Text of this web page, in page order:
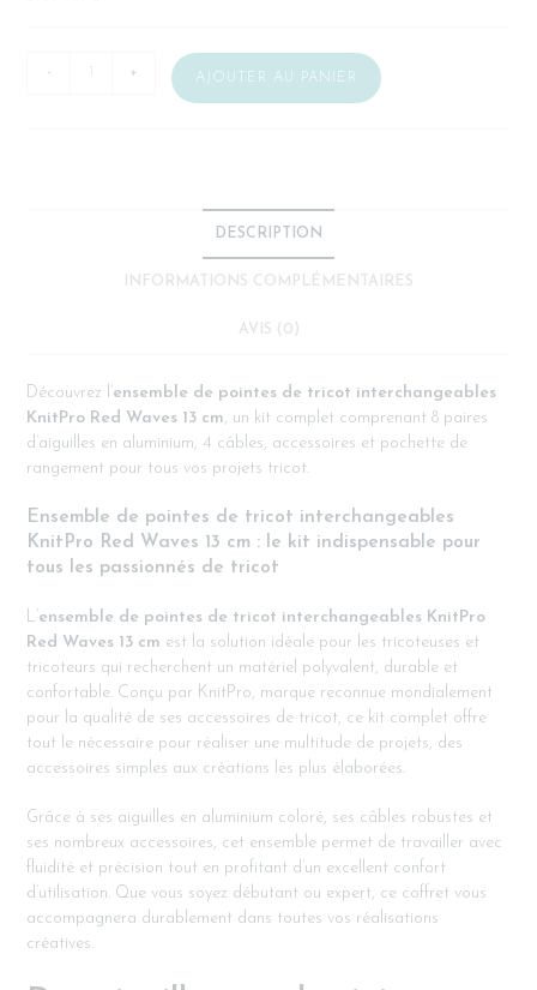
- + AJOUTER AU PANIER
DESCRIPTION
INFORMATIONS COMPLÉMENTAIRES
AVIS (0)
Découvrez l’ ensemble de pointes de tricot interchangeables
KnitPro Red Waves 13 cm, un kit complet comprenant 8 paires
d’aiguilles en aluminium, 4 câbles, accessoires et pochette de
rangement pour tous vos projets tricot.
Ensemble de pointes de tricot interchangeables
KnitPro Red Waves 13 cm : le kit indispensable pour
tous les passionnés de tricot
L’ ensemble de pointes de tricot interchangeables KnitPro
Red Waves 13 cm est la solution idéale pour les tricoteuses et
tricoteurs qui recherchent un matériel polyvalent, durable et
confortable. Conçu par KnitPro, marque reconnue mondialement
pour la qualité de ses accessoires de tricot, ce kit complet offre
tout le nécessaire pour réaliser une multitude de projets, des
accessoires simples aux créations les plus élaborées.
Grâce à ses aiguilles en aluminium coloré, ses câbles robustes et
ses nombreux accessoires, cet ensemble permet de travailler avec
fluidité et précision tout en profitant d’un excellent confort
d’utilisation. Que vous soyez débutant ou expert, ce coffret vous
accompagnera durablement dans toutes vos réalisations
créatives.